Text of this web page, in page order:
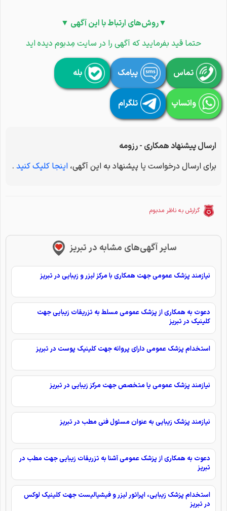
▼روش‌های ارتباط با این آگهی ▼
حتما قید بفرمایید که آگهی را در سایت مِدبوم دیده اید
تماس پیامک بله
واتساپ تلگرام
ارسال پیشنهاد همکاری - رزومه
برای ارسال درخواست یا پیشنهاد به این آگهی، اینجا کلیک کنید .
گزارش به ناظر مدبوم
سایر آگهی‌های مشابه در تبریز
نیازمند پزشک عمومی جهت همکاری با مرکز لیزر و زیبایی در تبریز
دعوت به همکاری از پزشک عمومی مسلط به تزریقات زیبایی جهت
کلینیک در تبریز
استخدام پزشک عمومی دارای پروانه جهت کلینیک پوست در تبریز
نیازمند پزشک عمومی یا متخصص جهت مرکز زیبایی در تبریز
نیازمند پزشک زیبایی به عنوان مسئول فنی مطب در تبریز
دعوت به همکاری از پزشک عمومی آشنا به تزریقات زیبایی جهت مطب در
تبریز
استخدام پزشک زیبایی، اپراتور لیزر و فیشیالیست جهت کلینیک لوکس
در تبریز